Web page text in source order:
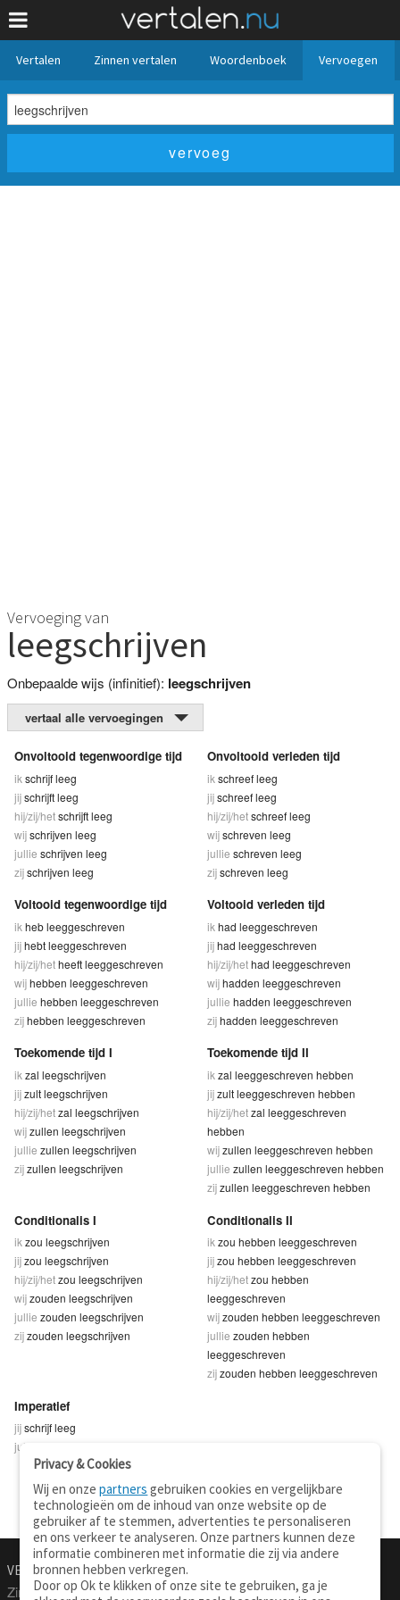
Vertalen Zinnen vertalen Woordenboek Vervoegen
Vervoeging van
leegschrijven
Onbepaalde wijs (infinitief): leegschrijven
vertaal alle vervoegingen
Onvoltooid tegenwoordige tijd
ik schrijf leeg
jijschrijft leeg
hij/zij/hetschrijft leeg
wijschrijven leeg
jullie schrijven leeg
zijschrijven leeg
Onvoltooid verleden tijd
ik schreef leeg
jijschreef leeg
hij/zij/hetschreef leeg
wijschreven leeg
jullie schreven leeg
zijschreven leeg
Voltooid tegenwoordige tijd
ik heb leeggeschreven
jijhebt leeggeschreven
hij/zij/hetheeft leeggeschreven
wijhebben leeggeschreven
jullie hebben leeggeschreven
zijhebben leeggeschreven
Voltooid verleden tijd
ik had leeggeschreven
jijhad leeggeschreven
hij/zij/hethad leeggeschreven
wijhadden leeggeschreven
jullie hadden leeggeschreven
zijhadden leeggeschreven
Toekomende tijd I
ik zal leegschrijven
jijzult leegschrijven
hij/zij/hetzal leegschrijven
wijzullen leegschrijven
jullie zullen leegschrijven
zijzullen leegschrijven
Toekomende tijd II
ik zal leeggeschreven hebben
jijzult leeggeschreven hebben
hij/zij/hetzal leeggeschreven
hebben
wijzullen leeggeschreven hebben
jullie zullen leeggeschreven hebben
zijzullen leeggeschreven hebben
Conditionalis I
ik zou leegschrijven
jijzou leegschrijven
hij/zij/hetzou leegschrijven
wijzouden leegschrijven
jullie zouden leegschrijven
zijzouden leegschrijven
Conditionalis II
ik zou hebben leeggeschreven
jijzou hebben leeggeschreven
hij/zij/hetzou hebben
leeggeschreven
wijzouden hebben leeggeschreven
jullie zouden hebben
leeggeschreven
zijzouden hebben leeggeschreven
Imperatief
jijschrijf leeg
jullie
VERTALEN.NU
Zinnen vertalen Over deze site
Privacy & Cookies
Wij en onzepartners gebruiken cookies en vergelijkbare
technologieën om de inhoud van onze website op de
gebruiker af te stemmen, advertenties te personaliseren
en ons verkeer te analyseren. Onze partners kunnen deze
informatie combineren met informatie die zij via andere
bronnen hebben verkregen.
Door op Ok te klikken of onze site te gebruiken, ga je